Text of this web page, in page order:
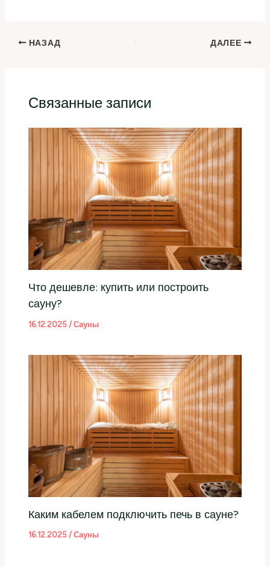
НАЗАД ДАЛЕЕ
Связанные записи
Что дешевле: купить или построить
сауну?
16.12.2025 /Сауны
Каким кабелем подключить печь в сауне?
16.12.2025/Сауны